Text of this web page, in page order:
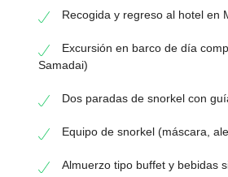
Recogida y regreso al hotel en
Excursión en barco de día
Samadai)
Dos paradas de snorkel con
Equipo de snorkel (máscara,
Almuerzo tipo buffet y bebidas